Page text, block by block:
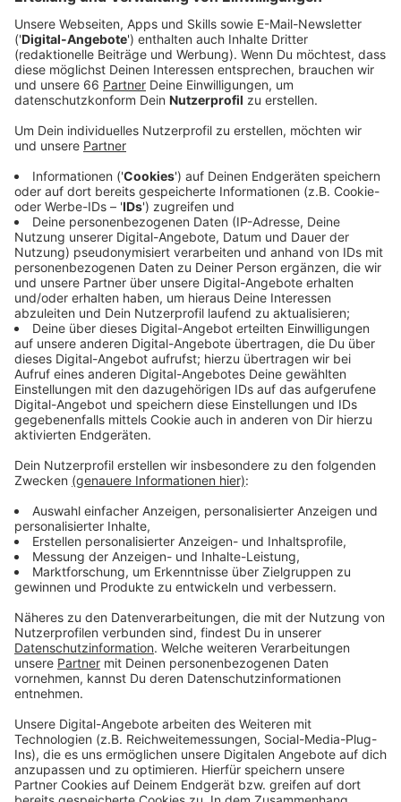
Veröffentlicht:Montag, 16.11.2020 16:43
Anzeige
Das Problem: Impfungen müssten sicher sein und nur
Sprecher der Ärztekammer Nordrhein. Apotheker
würden zudem nur eine neunstündige Impfschulung
bekommen, während Ärzte mindestens sechs Jahre
Medizin studiert hätten. Außerdem gebe es wegen der
Corona-Pandemie sowieso schon Engpässe beim
Grippeimpfstoff. Deswegen solle der verbleibende
Impfstoff lieber von den Apotheken an die Ärzte
geliefert werden, damit diese besonders gefährdete
Menschen gegen Grippe impfen können.
Anzeige
Mehr Infos zu dem Thema
Anzeige
Ärztekammer Nordrhein fordert Stopp der
Grippeschutzimpfung in den Apotheken
Bevölkerung: Pandemiebekämpfung braucht
Solidarität
Ärztekammer Nordrhein fordert öffentlichen
Das Corona-Update für Düsseldorf vom 16.
November 2020